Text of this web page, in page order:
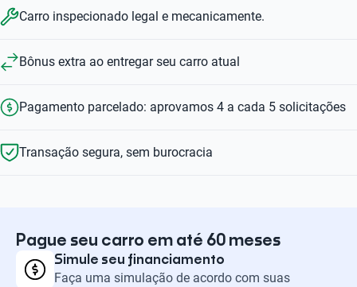
Carro inspecionado legal e mecanicamente.
Bônus extra ao entregar seu carro atual
Pagamento parcelado: aprovamos 4 a cada 5 solicitações
Transação segura, sem burocracia
Pague seu carro em até 60 meses
Simule seu financiamento
Faça uma simulação de acordo com suas